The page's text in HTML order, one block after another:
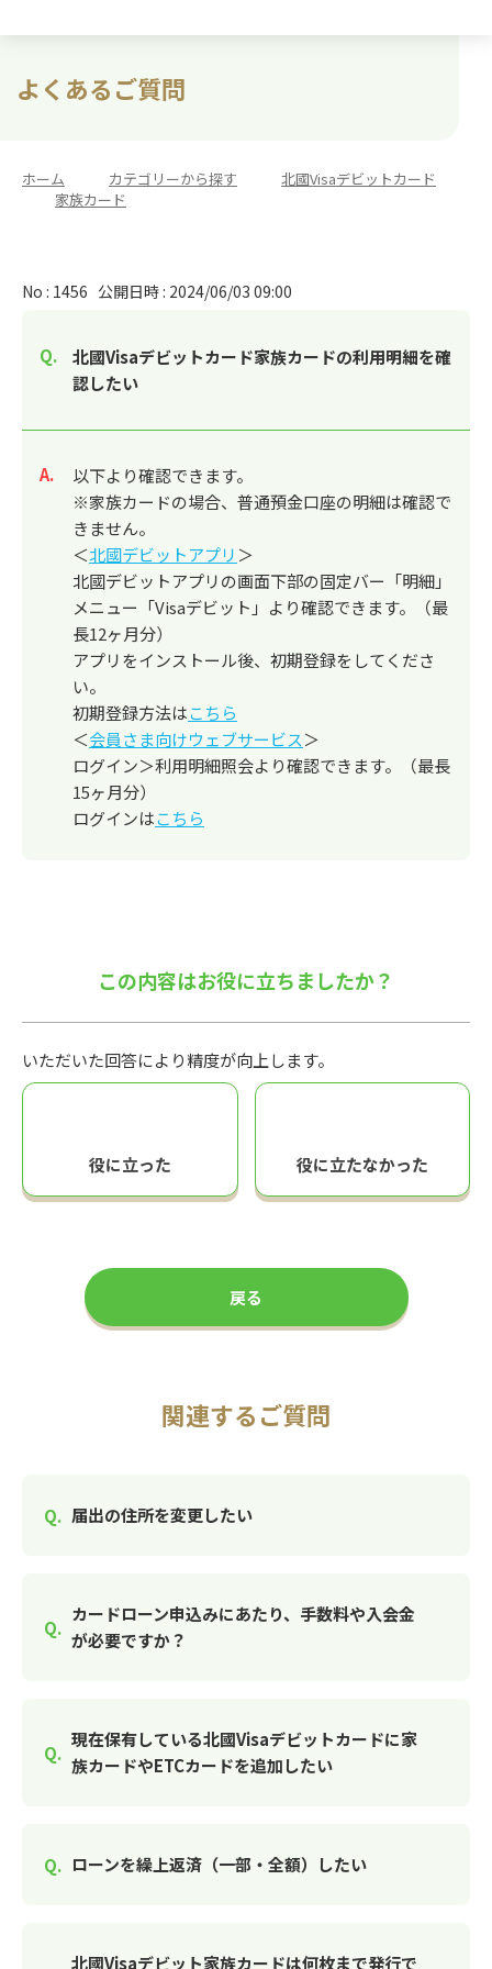
よくあるご質問
ホーム カテゴリーから探す
北國Visaデビットカード
家族カード
No : 1456 公開日時 : 2024/06/03 09:00
北國Visaデビットカード家族カードの利用明細を確
認したい
回答
以下より確認できます。
※家族カードの場合、普通預金口座の明細は確認で
きません。
＜北國デビットアプリ ＞
北國デビットアプリの画面下部の固定バー「明細」
メニュー「Visaデビット」より確認できます。（最
長12ヶ月分）
アプリをインストール後、初期登録をしてくださ
い。
初期登録方法はこちら
＜会員さま向けウェブサービス＞
ログイン＞利用明細照会より確認できます。（最長
15ヶ月分）
ログインはこちら
この内容はお役に立ちましたか？
いただいた回答により精度が向上します。
役に立った 役に立たなかった
戻る
関連するご質問
届出の住所を変更したい
カードローン申込みにあたり、手数料や入会金
が必要ですか？
現在保有している北國Visaデビットカードに家
族カードやETCカードを追加したい
ローンを繰上返済（一部・全額）したい
北國Visaデビット家族カードは何枚まで発行で